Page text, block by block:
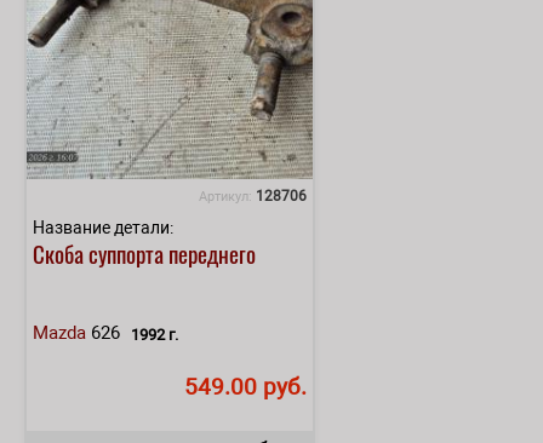
Артикул: 128706
Название детали:
Скоба суппорта переднего
Mazda 626 1992 г.
549.00 руб.